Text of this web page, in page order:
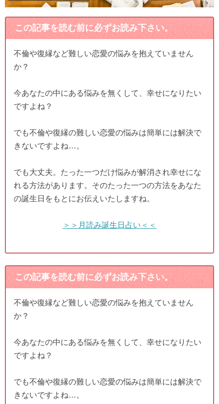
この記事を読む前に必ずお読み下さい。
不倫や復縁など難しい恋愛の悩みを抱えていません
か？
今あなたの中にある悩みを無くして、幸せになりたい
ですよね？
でも不倫や復縁の難しい恋愛の悩みは簡単には解決で
きないですよね…。
でも大丈夫。たった一つだけ悩みが解消され幸せにな
れる方法があります。そのたった一つの方法をあなた
の誕生日をもとにお伝えいたしますね。
＞＞月読み誕生日占い＜＜
この記事を読む前に必ずお読み下さい。
不倫や復縁など難しい恋愛の悩みを抱えていません
か？
今あなたの中にある悩みを無くして、幸せになりたい
ですよね？
でも不倫や復縁の難しい恋愛の悩みは簡単には解決で
きないですよね…。